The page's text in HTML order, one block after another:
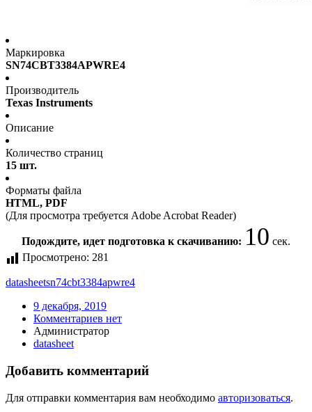
Маркировка
SN74CBT3384APWRE4
Производитель
Texas Instruments
Описание
Количество страниц
15 шт.
Форматы файла
HTML, PDF
(Для просмотра требуется Adobe Acrobat Reader)
Подождите, идет подготовка к скачиванию: 10 сек.
Просмотрено: 281
datasheetsn74cbt3384apwre4
9 декабря, 2019
Комментариев нет
Администратор
datasheet
Добавить комментарий
Для отправки комментария вам необходимо авторизоваться.